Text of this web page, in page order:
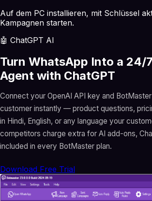
Auf dem PC installieren, mit Schlüssel
Kampagnen starten.
🤖 ChatGPT AI
Turn WhatsApp Into a 24/
Agent with ChatGPT
Connect your OpenAI API key and
customer instantly — product questions,
in Hindi, English, or any language your
competitors charge extra for AI add-ons,
included in every BotMaster plan.
Download Free Trial